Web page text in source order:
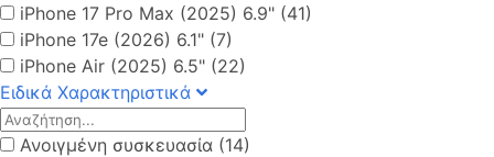
iPhone 17 Pro Max (2025) 6.9" (41)
iPhone 17e (2026) 6.1" (7)
iPhone Air (2025) 6.5" (22)
Ειδικά Χαρακτηριστικά
Ανοιγμένη συσκευασία (14)